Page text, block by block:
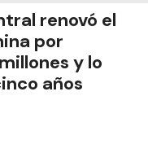
renovó el
por
y lo
años